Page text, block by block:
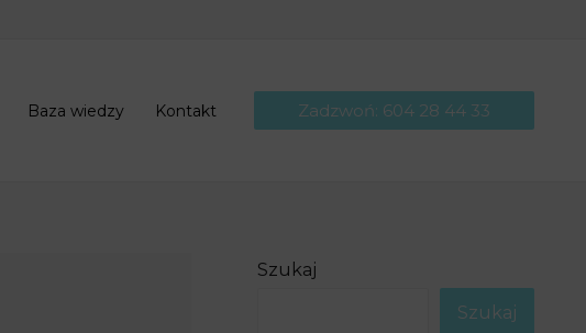
Baza wiedzy Kontakt Zadzwoń: 604 28 44 33
Szukaj
Szukaj